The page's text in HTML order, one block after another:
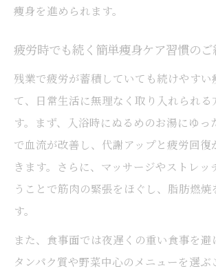
痩身を進められます。
疲労時でも続く簡単痩身ケア習慣のご
残業で疲労が蓄積していても続けやすい
て、日常生活に無理なく取り入れられる
す。まず、入浴時にぬるめのお湯にゆっ
で血流が改善し、代謝アップと疲労回復
きます。さらに、マッサージやストレッ
うことで筋肉の緊張をほぐし、脂肪燃焼
す。
また、食事面では夜遅くの重い食事を避
タンパク質や野菜中心のメニューを選ぶ